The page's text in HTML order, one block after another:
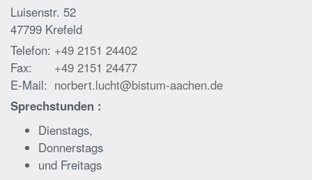
Luisenstr. 52
47799 Krefeld
Telefon: +49 2151 24402
Fax:
+49 2151 24477
E-Mail: norbert.lucht@bistum-aachen.de
Sprechstunden :
Dienstags,
Donnerstags
und Freitags